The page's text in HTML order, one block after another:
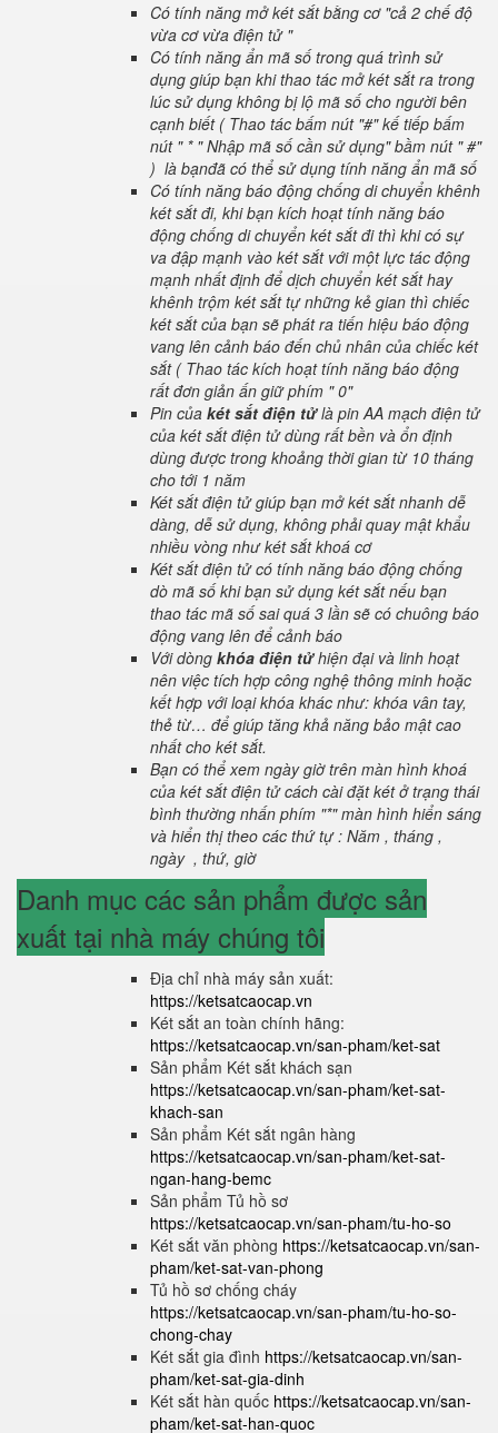
Có tính năng mở két sắt bằng cơ "cả 2 chế độ
vừa cơ vừa điện tử "
Có tính năng ẩn mã số trong quá trình sử
dụng giúp bạn khi thao tác mở két sắt ra trong
lúc sử dụng không bị lộ mã số cho người bên
cạnh biết ( Thao tác bấm nút "#" kế tiếp bấm
nút " * " Nhập mã số cần sử dụng" bầm nút " #"
) là bạnđã có thể sử dụng tính năng ẩn mã số
Có tính năng báo động chống di chuyển khênh
két sắt đi, khi bạn kích hoạt tính năng báo
động chống di chuyển két sắt đi thì khi có sự
va đập mạnh vào két sắt với một lực tác động
mạnh nhất định để dịch chuyển két sắt hay
khênh trộm két sắt tự những kẻ gian thì chiếc
két sắt của bạn sẽ phát ra tiến hiệu báo động
vang lên cảnh báo đến chủ nhân của chiếc két
sắt ( Thao tác kích hoạt tính năng báo động
rất đơn giản ấn giữ phím " 0"
Pin của két sắt điện tửlà pin AA mạch điện tử
của két sắt điện tử dùng rất bền và ổn định
dùng được trong khoảng thời gian từ 10 tháng
cho tới 1 năm
Két sắt điện tử giúp bạn mở két sắt nhanh dễ
dàng, dễ sử dụng, không phải quay mật khẩu
nhiều vòng như két sắt khoá cơ
Két sắt điện tử có tính năng báo động chống
dò mã số khi bạn sử dụng két sắt nếu bạn
thao tác mã số sai quá 3 lần sẽ có chuông báo
động vang lên để cảnh báo
Với dòng khóa điện tửhiện đại và linh hoạt
nên việc tích hợp công nghệ thông minh hoặc
kết hợp với loại khóa khác như: khóa vân tay,
thẻ từ… để giúp tăng khả năng bảo mật cao
nhất cho két sắt.
Bạn có thể xem ngày giờ trên màn hình khoá
của két sắt điện tử cách cài đặt két ở trạng thái
bình thường nhấn phím "*" màn hình hiển sáng
và hiển thị theo các thứ tự : Năm , tháng ,
ngày , thứ, giờ
Danh mục các sản phẩm được sản
xuất tại nhà máy chúng tôi
Địa chỉ nhà máy sản xuất:
https://ketsatcaocap.vn
Két sắt an toàn chính hãng:
https://ketsatcaocap.vn/san-pham/ket-sat
Sản phẩm Két sắt khách sạn
https://ketsatcaocap.vn/san-pham/ket-sat-
khach-san
Sản phẩm Két sắt ngân hàng
https://ketsatcaocap.vn/san-pham/ket-sat-
ngan-hang-bemc
Sản phẩm Tủ hồ sơ
https://ketsatcaocap.vn/san-pham/tu-ho-so
Két sắt văn phòng https://ketsatcaocap.vn/san-
pham/ket-sat-van-phong
Tủ hồ sơ chống cháy
https://ketsatcaocap.vn/san-pham/tu-ho-so-
chong-chay
Két sắt gia đình https://ketsatcaocap.vn/san-
pham/ket-sat-gia-dinh
Két sắt hàn quốc https://ketsatcaocap.vn/san-
pham/ket-sat-han-quoc